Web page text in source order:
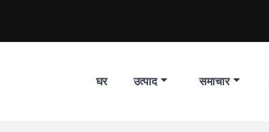
घर उत्पाद समाचार